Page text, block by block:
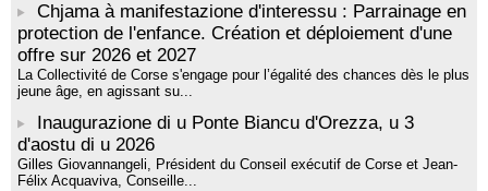
Chjama à manifestazione d'interessu : Parrainage en
protection de l'enfance. Création et déploiement d'une
offre sur 2026 et 2027
La Collectivité de Corse s'engage pour l’égalité des chances dès le plus
jeune âge, en agissant su...
Inaugurazione di u Ponte Biancu d'Orezza, u 3
d'aostu di u 2026
Gilles Giovannangeli, Président du Conseil exécutif de Corse et Jean-
Félix Acquaviva, Conseille...